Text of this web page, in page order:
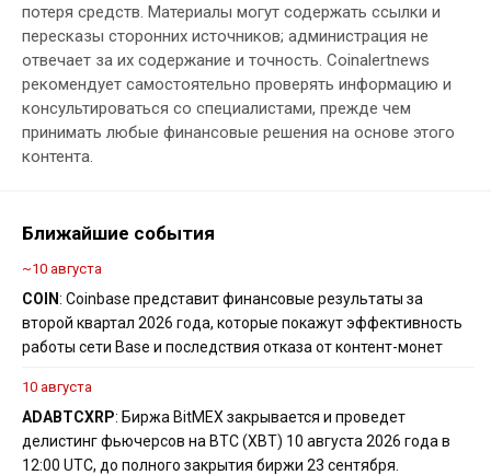
потеря средств. Материалы могут содержать ссылки и
пересказы сторонних источников; администрация не
отвечает за их содержание и точность. Coinalertnews
рекомендует самостоятельно проверять информацию и
консультироваться со специалистами, прежде чем
принимать любые финансовые решения на основе этого
контента.
Ближайшие события
~10 августа
COIN: Coinbase представит финансовые результаты за
второй квартал 2026 года, которые покажут эффективность
работы сети Base и последствия отказа от контент-монет
10 августа
ADABTCXRP: Биржа BitMEX закрывается и проведет
делистинг фьючерсов на BTC (XBT) 10 августа 2026 года в
12:00 UTC, до полного закрытия биржи 23 сентября.